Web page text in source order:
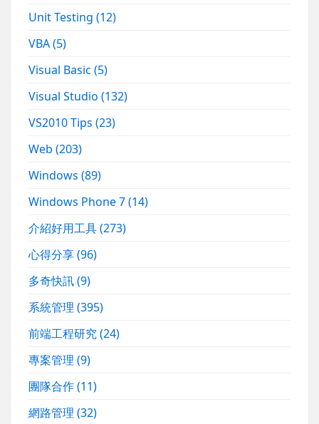
Unit Testing(12)
VBA(5)
Visual Basic(5)
Visual Studio(132)
VS2010 Tips(23)
Web(203)
Windows(89)
Windows Phone 7(14)
介紹好用工具(273)
心得分享(96)
多奇快訊(9)
系統管理(395)
前端工程研究(24)
專案管理(9)
團隊合作(11)
網路管理(32)